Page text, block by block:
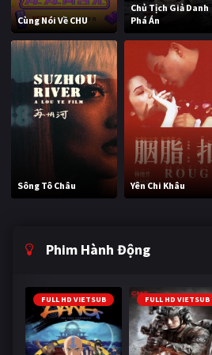
Cùng Nói Về CHU
Chủ Tịch Giả Danh
Phá Án
Sông Tô Châu Yên Chi Khâu
Phim Hành Động
FULL HD VIETSUB FULL HD VIETSUB